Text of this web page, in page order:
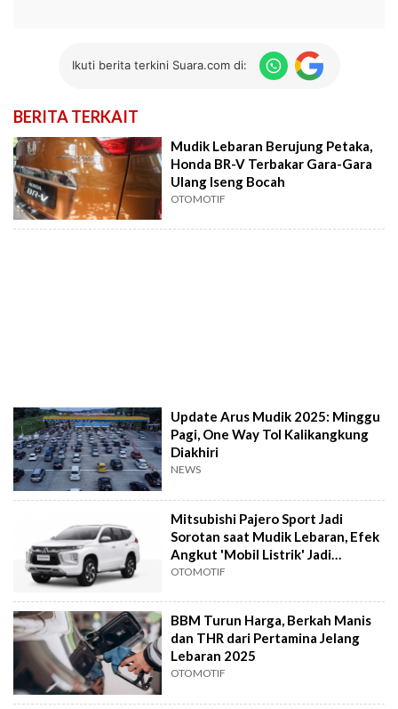
Ikuti berita terkini Suara.com di:
BERITA TERKAIT
Mudik Lebaran Berujung Petaka,
Honda BR-V Terbakar Gara-Gara
Ulang Iseng Bocah
OTOMOTIF
Update Arus Mudik 2025: Minggu
Pagi, One Way Tol Kalikangkung
Diakhiri
NEWS
Mitsubishi Pajero Sport Jadi
Sorotan saat Mudik Lebaran, Efek
Angkut 'Mobil Listrik' Jadi
Pemicunya
OTOMOTIF
BBM Turun Harga, Berkah Manis
dan THR dari Pertamina Jelang
Lebaran 2025
OTOMOTIF